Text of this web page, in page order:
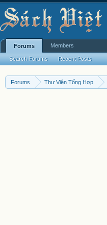
Forums Thư Viện Tổng Hợp
Forums
Search Forums Recent Posts
Members